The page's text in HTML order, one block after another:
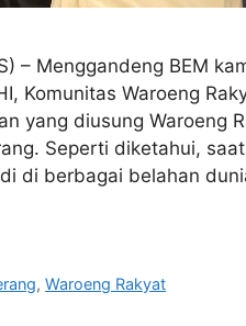
– Menggandeng BEM
Komunitas Waroeng
yang diusung Waroeng
Seperti diketahui,
di berbagai belahan
,Waroeng Rakyat